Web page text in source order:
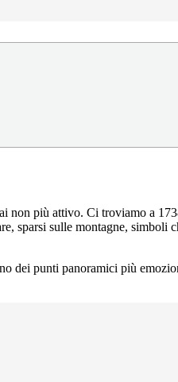
non più attivo. Ci troviamo a
sparsi sulle montagne, simboli
dei punti panoramici più